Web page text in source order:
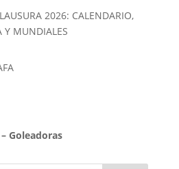
2026: CALENDARIO,
Y MUNDIALES
Goleadoras